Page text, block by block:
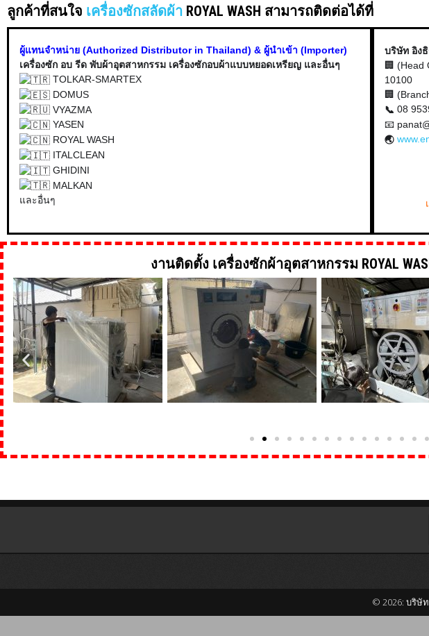
ลูกค้าที่สนใจ เครื่องซักสลัดผ้า ROYAL WASH สามารถติดต่อได้ที่
ผู้แทนจำหน่าย (Authorized Distributor in Thailand) & ผู้นำเข้า (Importer)
เครื่องซัก อบ รีด พับผ้าอุตสาหกรรม เครื่องซักอบผ้าแบบหยอดเหรียญ และอื่นๆ
TOLKAR-SMARTEX
DOMUS
VYAZMA
YASEN
ROYAL WASH
ITALCLEAN
GHIDINI
MALKAN
และอื่นๆ
บริษัท อิง
🏢 (Head
10100
🏢
📞 08
📧
🌏
งานติดตั้ง เครื่องซักผ้าอุตสาหกรรม ROYAL
© 2026: บริษัท